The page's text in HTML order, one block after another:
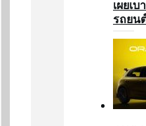
เผยเ
รถยน